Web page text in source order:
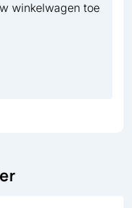
winkelwagen toe